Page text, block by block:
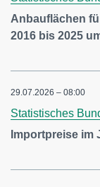
Anbauflächen
2016 bis 2025
29.07.2026 – 08:00
Statistisches
Importpreise im